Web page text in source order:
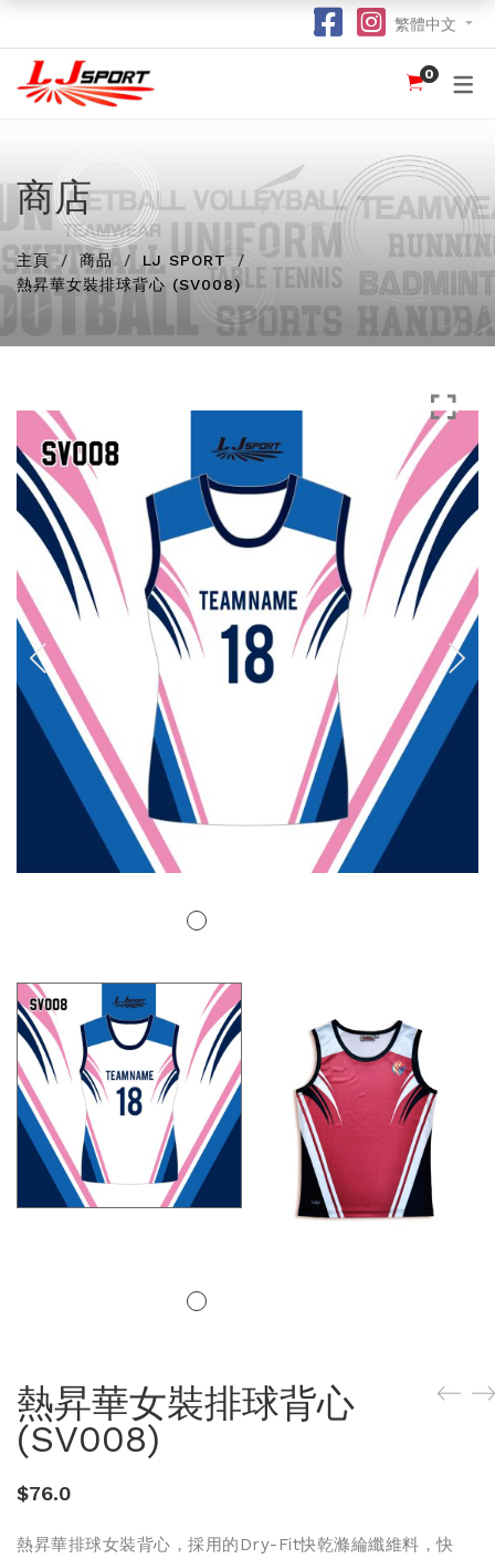
認識 LJ SPORT
為什麼選擇我們？
我們的客戶
球衣
籃球
跑步 / 田徑 hot
龍舟 hot
羽毛球 / 網球
保齡球
投球 (Netball)
排球
飛盤 / 跳繩
棒球 new
瑜伽
團體服
POLO 恤
熱昇華服裝 hot
衛衣
下身
紀念品
熱昇華強力吸水毛巾
棒球帽
索繩袋
訂購指南
竹炭運動布功能
了解熱昇華印花 hot
常用字體
不同的服裝印刷方式及特點
尺寸表
訂購表格
付款方法
繁體中文
0
商店
主頁 商品
LJ SPORT
熱昇華女裝排球背心 (SV008)
熱昇華女裝排球背心
(SV008)
$76.0
熱昇華排球女裝背心，採用的Dry-Fit快乾滌綸纖維料，快